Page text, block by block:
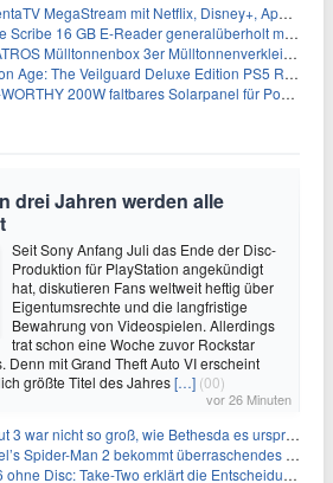
MegaStream mit Netflix, Disney+, Apple TV+ & RTL+ für 30€/Monat (effektiv 20,83€/Monat)
16 GB E-Reader generalüberholt mit Eingabestift für 197,99€
Mülltonnenbox 3er Mülltonnenverkleidung aus Metall für 577,15€
The Veilguard Deluxe Edition PS5 Rollenspiel für 13,76€
200W faltbares Solarpanel für Powerstation & Camping für 123,99€
drei Jahren werden alle
Seit Sony Anfang Juli das Ende der Disc-
Produktion für PlayStation angekündigt
hat, diskutieren Fans weltweit heftig über
Eigentumsrechte und die langfristige
Bewahrung von Videospielen. Allerdings
trat schon eine Woche zuvor Rockstar
Denn mit Grand Theft Auto VI erscheint
größte Titel des Jahres[…] (00)
vor 26 Minuten
3 war nicht so groß, wie Bethesda es ursprünglich wollte
Man 2 bekommt überraschendes PS5-Update mit gewünschter Komfortfunktion
Disc: Take-Two erklärt die Entscheidung für Download-Codes